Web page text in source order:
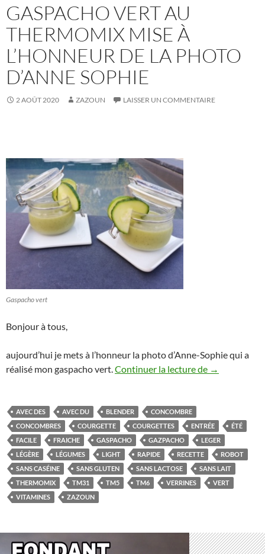
GASPACHO VERT AU
THERMOMIX MISE À
L’HONNEUR DE LA PHOTO
D’ANNE SOPHIE
2 AOÛT 2020 ZAZOUN LAISSER UN COMMENTAIRE
Gaspacho vert
Bonjour à tous,
aujourd’hui je mets à l’honneur la photo d’Anne-Sophie qui a
réalisé mon gaspacho vert.Continuer la lecture de Gaspacho
→
AVEC DES AVEC DU BLENDER
CONCOMBRE
CONCOMBRES
COURGETTE COURGETTES ENTRÉE
ÉTÉ
FACILE
FRAICHE GASPACHO GAZPACHO
LEGER
LÉGÈRE
LÉGUMES LIGHT RAPIDE RECETTE
ROBOT
SANS CASÉINE
SANS GLUTEN SANS LACTOSE
SANS LAIT
THERMOMIX
TM31 TM5 TM6 VERRINES
VERT
VITAMINES
ZAZOUN